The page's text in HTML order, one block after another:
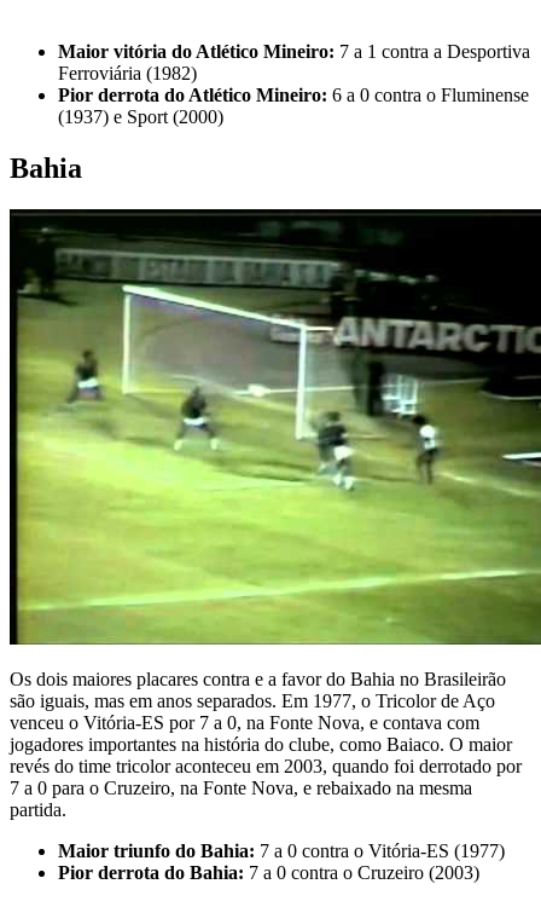
Maior vitória do Atlético Mineiro: 7 a 1 contra a Desportiva
Ferroviária (1982)
Pior derrota do Atlético Mineiro: 6 a 0 contra o Fluminense
(1937) e Sport (2000)
Bahia
Os dois maiores placares contra e a favor do Bahia no Brasileirão
são iguais, mas em anos separados. Em 1977, o Tricolor de Aço
venceu o Vitória-ES por 7 a 0, na Fonte Nova, e contava com
jogadores importantes na história do clube, como Baiaco. O maior
revés do time tricolor aconteceu em 2003, quando foi derrotado por
7 a 0 para o Cruzeiro, na Fonte Nova, e rebaixado na mesma
partida.
Maior triunfo do Bahia: 7 a 0 contra o Vitória-ES (1977)
Pior derrota do Bahia: 7 a 0 contra o Cruzeiro (2003)